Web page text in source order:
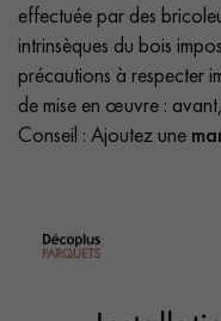
effectuée par des
intrinsèques du bois
précautions à respecter
de mise en œuvre :
Conseil : Ajoutez une